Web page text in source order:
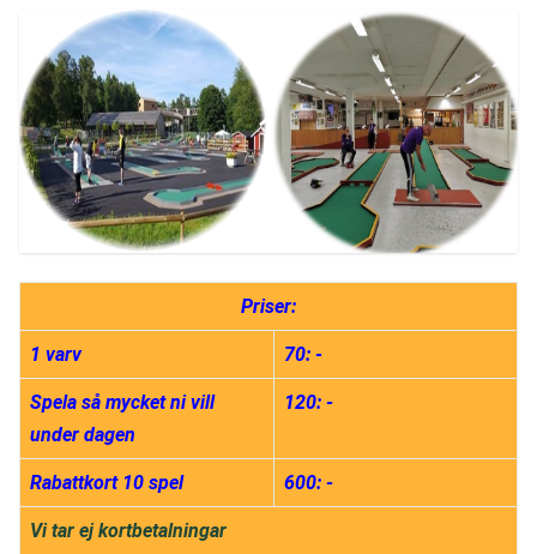
Priser:
1 varv 70: -
Spela så mycket ni vill
under dagen
120: -
Rabattkort 10 spel 600: -
Vi tar ej kortbetalningar